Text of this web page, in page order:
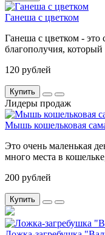
Ганеша с цветком
Ганеша с цветком - это
благополучия, который
120 рублей
Купить
Лидеры продаж
Мышь кошельковая
Это очень маленькая
много места в
200 рублей
Купить